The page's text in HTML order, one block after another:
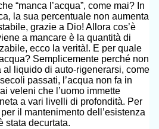
“manca l’acqua”, come mai? In
la sua percentuale non aumenta
grazie a Dio! Allora cos’è
a mancare è la quantità di
ecco la verità!. E per quale
Semplicemente perché non
liquido di auto-rigenerarsi, come
passati, l’acqua non fa in
veleni che l’uomo immette
a vari livelli di profondità. Per
il mantenimento dell’esistenza
stata decurtata.